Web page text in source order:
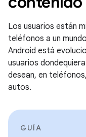
Los usuarios están
teléfonos a un
Android está
usuarios
desean, en
autos.
GUÍA